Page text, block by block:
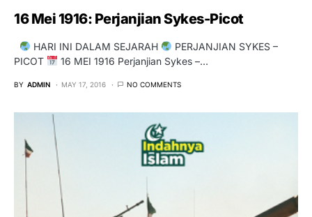
16 Mei 1916: Perjanjian Sykes-Picot
HARI INI DALAM SEJARAH
PERJANJIAN SYKES –
PICOT
16 MEI 1916 Perjanjian Sykes –…
BY ADMIN MAY 17, 2016 NO COMMENTS